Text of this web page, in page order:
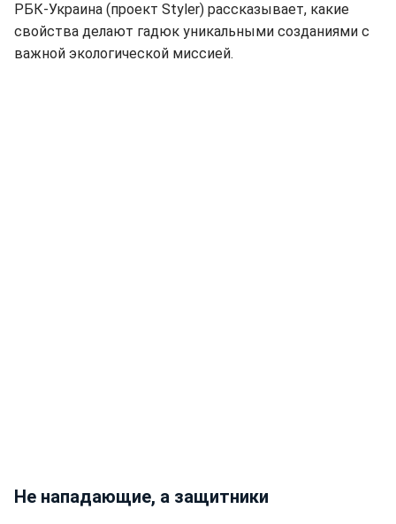
РБК-Украина (проект Styler) рассказывает, какие
свойства делают гадюк уникальными созданиями с
важной экологической миссией.
Не нападающие, а защитники